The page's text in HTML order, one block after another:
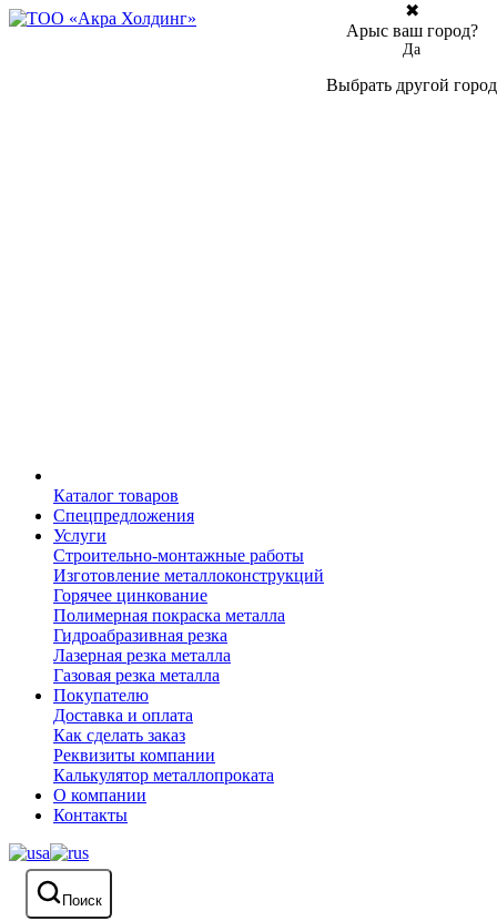
Каталог товаров
Спецпредложения
Услуги
Строительно-монтажные работы
Изготовление металлоконструкций
Горячее цинкование
Полимерная покраска металла
Гидроабразивная резка
Лазерная резка металла
Газовая резка металла
Покупателю
Доставка и оплата
Как сделать заказ
Реквизиты компании
Калькулятор металлопроката
О компании
Контакты
Поиск
✖
Арыс ваш город?
Да
Выбрать другой город